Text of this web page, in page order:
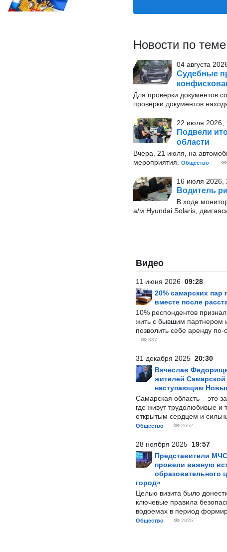
Новости по теме
04 августа
Судебные
Для проверки документов
проверки документов
22 июля 2026,
Подвели
области
Вчера, 21 июля, на
мероприятия.
Общество
16 июля 2026,
Водитель
В ходе
а/м Hyundai Solaris,
Видео
11 июня 2026 09:28
20% самарских
вместе после
10% респондентов
жить с бывшим партнером
позволить себе аренду по-
837
31 декабря 2025 20:30
Вячеслав
жителей Самарской
наступающим
Самарская область – это
где живут трудолюбивые и
открытым сердцем и
Общество 2652
28 ноября 2025 19:57
Представители
провели важную
образовательного
город»
Целью визита было
ключевые правила
водоемах в период
Общество 2826